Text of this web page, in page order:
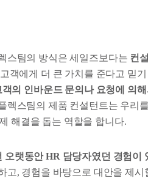
스팀의 방식은 세일즈보다는 컨
객에게 더 큰 가치를 준다고 믿
객의 인바운드 문의나 요청에 의
렉스팀의 제품 컨설턴트는 우리
해결을 돕는 역할을 합니다.
랫동안 HR 담당자였던 경험이
, 경험을 바탕으로 대안을 제시